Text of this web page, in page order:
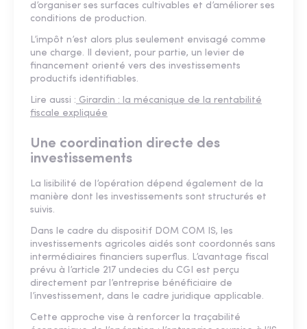
d’organiser ses surfaces cultivables et d’améliorer ses
conditions de production.
L’impôt n’est alors plus seulement envisagé comme
une charge. Il devient, pour partie, un levier de
financement orienté vers des investissements
productifs identifiables.
Lire aussi : Girardin : la mécanique de la rentabilité
fiscale expliquée
Une coordination directe des
investissements
La lisibilité de l’opération dépend également de la
manière dont les investissements sont structurés et
suivis.
Dans le cadre du dispositif DOM COM IS, les
investissements agricoles aidés sont coordonnés sans
intermédiaires financiers superflus. L’avantage fiscal
prévu à l’article 217 undecies du CGI est perçu
directement par l’entreprise bénéficiaire de
l’investissement, dans le cadre juridique applicable.
Cette approche vise à renforcer la traçabilité